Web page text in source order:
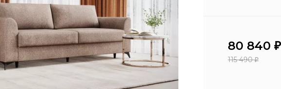
80 840₽
115 490₽